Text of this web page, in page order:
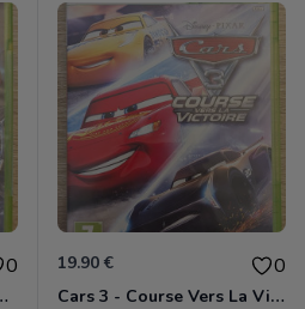
0
Xbox 360
19.90 € 0
Cars 3 - Course Vers La Victoire Xbox 360